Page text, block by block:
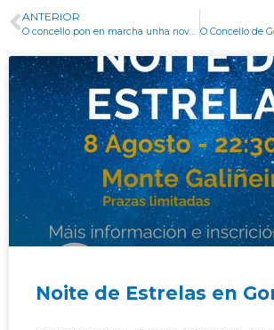
ANTERIOR
Noite de Estrelas en